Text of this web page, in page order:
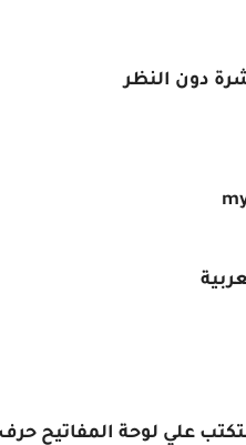
دون النظر
علي لوحة المفاتيح